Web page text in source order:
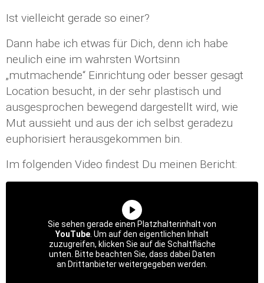
Ist vielleicht gerade so einer?
Dann habe ich etwas für Dich, denn ich habe
neulich eine im wahrsten Wortsinn
„mutmachende“ Einrichtung oder besser gesagt
Location besucht, in der sehr plastisch und
ausgesprochen bewegend dargestellt wird, wie
Mut aussieht und aus der ich selbst geradezu
euphorisiert herausgekommen bin.
Im folgenden Video findest Du meinen Bericht:
Sie sehen gerade einen Platzhalterinhalt von
YouTube . Um auf den eigentlichen Inhalt
zuzugreifen, klicken Sie auf die Schaltfläche
unten. Bitte beachten Sie, dass dabei Daten
an Drittanbieter weitergegeben werden.